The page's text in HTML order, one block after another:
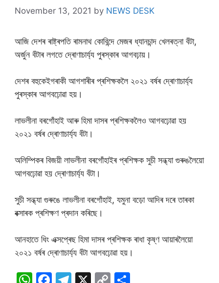
November 13, 2021 by NEWS DESK
আজি দেশৰ ৰাষ্ট্ৰপতি ৰামনাথ কোবিন্দে মেজৰ ধ্যানচান্দ খেলৰত্না বঁটা,
অৰ্জুন বঁটাৰ লগতে দ্ৰোণাচাৰ্য্য পুৰস্কাৰ আগবঢ়ায়।
দেশৰ বহুকেইগৰাকী আগশাৰীৰ প্ৰশিক্ষকলৈ ২০২১ বৰ্ষৰ দ্ৰোণাচাৰ্য্য
পুৰস্কাৰ আগবঢ়োৱা হয়।
লাভলীনা বৰগোঁহাই আৰু হিমা দাসৰ প্ৰশিক্ষকলৈও আগবঢ়োৱা হয়
২০২১ বৰ্ষৰ দ্ৰোণাচাৰ্য্য বঁটা।
অলিম্পিকৰ বিজয়ী লাভলীনা বৰগোঁহাইৰ প্ৰশিক্ষক সুচী সন্ধ্যা গুৰুঙলৈয়ো
আগবঢ়োৱা হয় দ্ৰোণাচাৰ্য্য বঁটা।
সুচী সন্ধ্যা গুৰুঙে লাভলীনা বৰগোঁহাই, যমুনা বড়ো আদিৰ দৰে তাৰকা
বক্সাৰক প্ৰশিক্ষণ প্ৰদান কৰিছে।
আনহাতে ধিং এক্সপ্ৰেছ হিমা দাসৰ প্ৰশিক্ষক ৰাধা কৃষ্ণ আয়াৰলৈয়ো
২০২১ বৰ্ষৰ দ্ৰোণাচাৰ্য্য বঁটা আগবঢ়োৱা হয়।